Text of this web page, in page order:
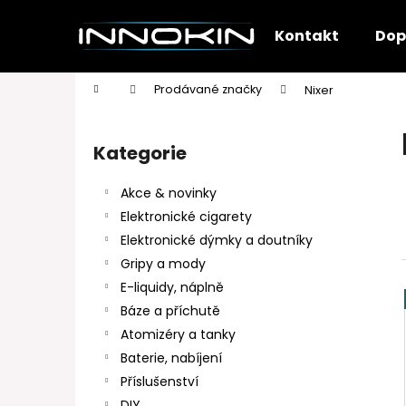
Kontakt
Domů Prodávané značky Nixer
Přeskočit
kategorie
Kategorie
Akce & novinky
Elektronické cigarety
Elektronické dýmky a doutníky
Gripy a mody
E-liquidy, náplně
Báze a příchutě
Atomizéry a tanky
Baterie, nabíjení
Příslušenství
í
Zpět
do
Zpět
do